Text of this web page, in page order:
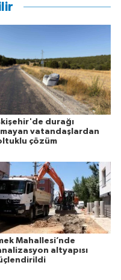
durağı
vatandaşlardan
çözüm
Mahallesi’nde
altyapısı